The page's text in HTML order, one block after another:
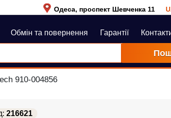
Одеса, проспект Шевченка 11
Обмін та повернення Гарантії
910-004856
216621